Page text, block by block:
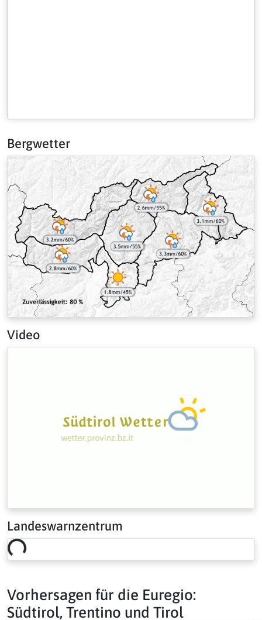
Bergwetter
Video
Landeswarnzentrum
Loading risk overview…
Vorhersagen für die Euregio:
Südtirol, Trentino und Tirol